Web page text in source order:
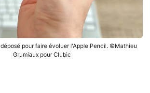
pour faire évoluer l'Apple Pencil. ©Mathieu
Grumiaux pour Clubic